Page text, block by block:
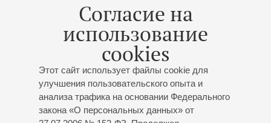
Согласие на
использование
cookies
Этот сайт использует файлы cookie для
улучшения пользовательского опыта и
анализа трафика на основании Федерального
закона «О персональных данных» от
Большой зал
Бетховен. Симфония № 5
Дирижёр – Дмитрий Юровский
Концерт 2-го абонемента «Бетховен. Два века
бессмертия»
Заслуженный коллектив России академический
симфонический оркестр филармонии